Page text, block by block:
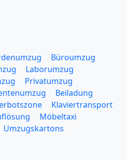
Büroumzug
Laborumzug
Privatumzug
Beiladung
Klaviertransport
Möbeltaxi
Umzugskartons